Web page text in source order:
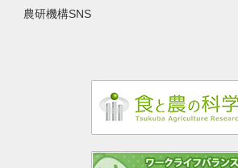
農研機構SNS